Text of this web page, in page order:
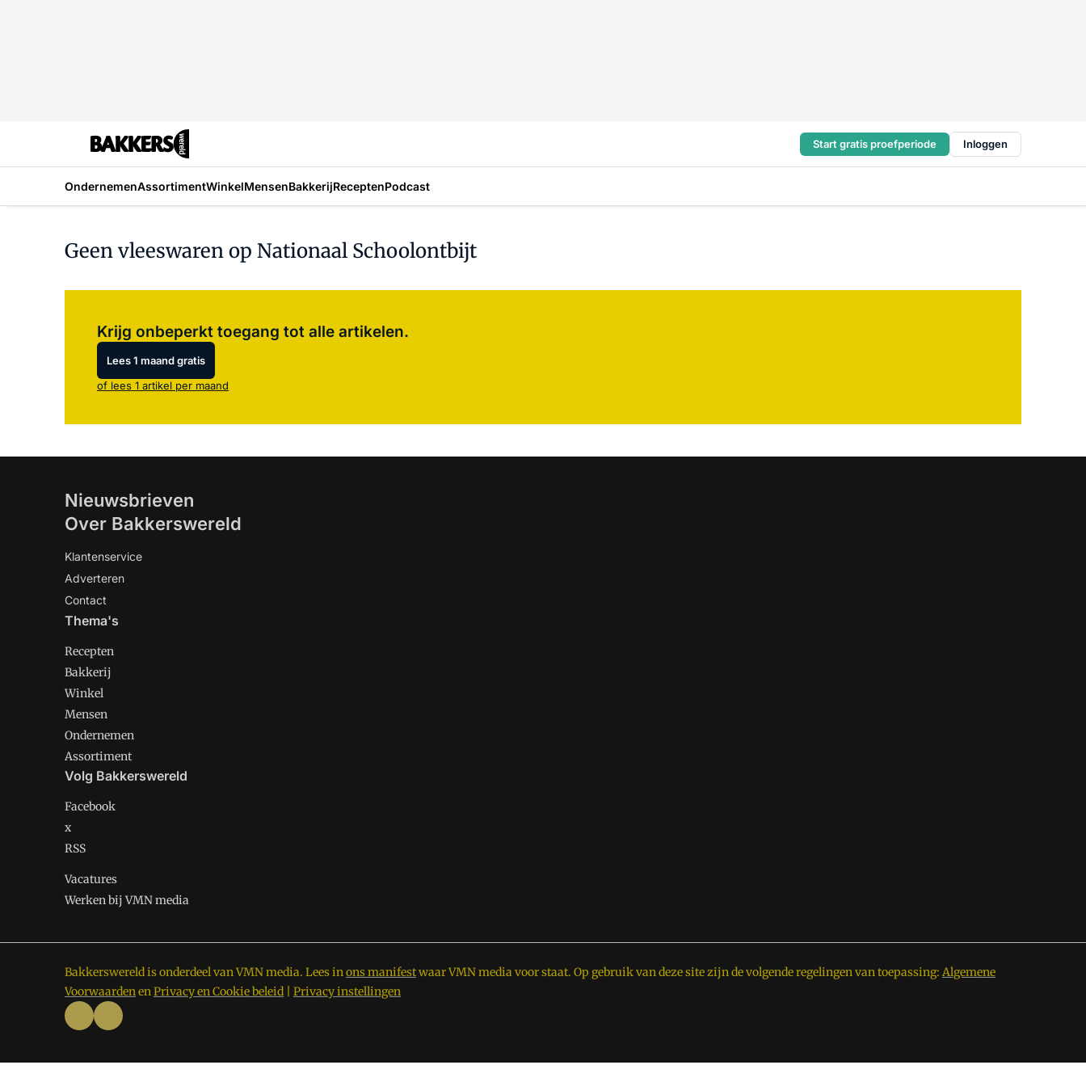
Start gratis proefperiode Inloggen
OndernemenAssortimentWinkelMensenBakkerijReceptenPodcast
Geen vleeswaren op Nationaal Schoolontbijt
Krijg onbeperkt toegang tot alle artikelen.
Lees 1 maand gratis
of lees 1 artikel per maand
Nieuwsbrieven
Over Bakkerswereld
Klantenservice
Adverteren
Contact
Thema's
Recepten
Bakkerij
Winkel
Mensen
Ondernemen
Assortiment
Volg Bakkerswereld
Facebook
x
RSS
Vacatures
Werken bij VMN media
Bakkerswereld is onderdeel van VMN media. Lees inons manifestwaar VMN media voor staat. Op gebruik van deze site zijn de volgende regelingen van toepassing: Algemene
VoorwaardenenPrivacy en Cookie beleid Privacy instellingen